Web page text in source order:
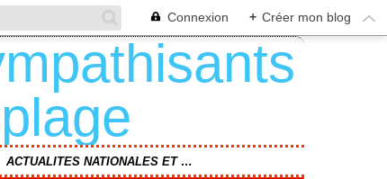
Connexion + Créer mon blog
ACTUALITES NATIONALES ET REGIONALES